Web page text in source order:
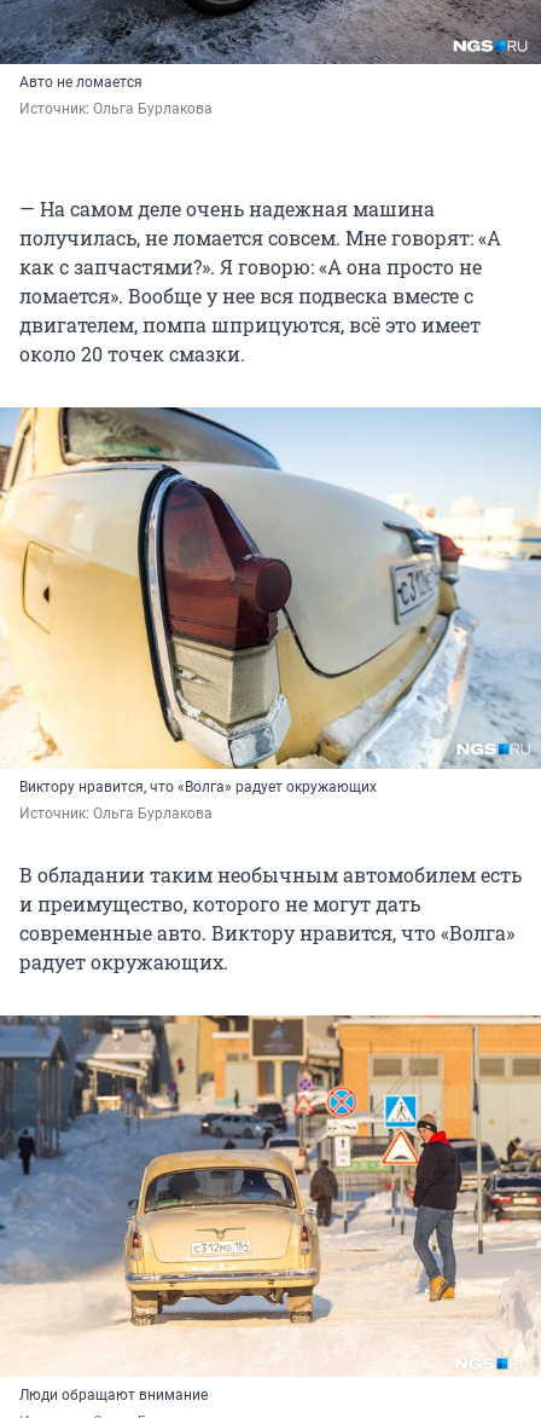
Авто не ломается
Источник: Ольга Бурлакова
— На самом деле очень надежная машина
получилась, не ломается совсем. Мне говорят: «А
как с запчастями?». Я говорю: «А она просто не
ломается». Вообще у нее вся подвеска вместе с
двигателем, помпа шприцуются, всё это имеет
около 20 точек смазки.
Виктору нравится, что «Волга» радует окружающих
Источник: Ольга Бурлакова
В обладании таким необычным автомобилем есть
и преимущество, которого не могут дать
современные авто. Виктору нравится, что «Волга»
радует окружающих.
Люди обращают внимание